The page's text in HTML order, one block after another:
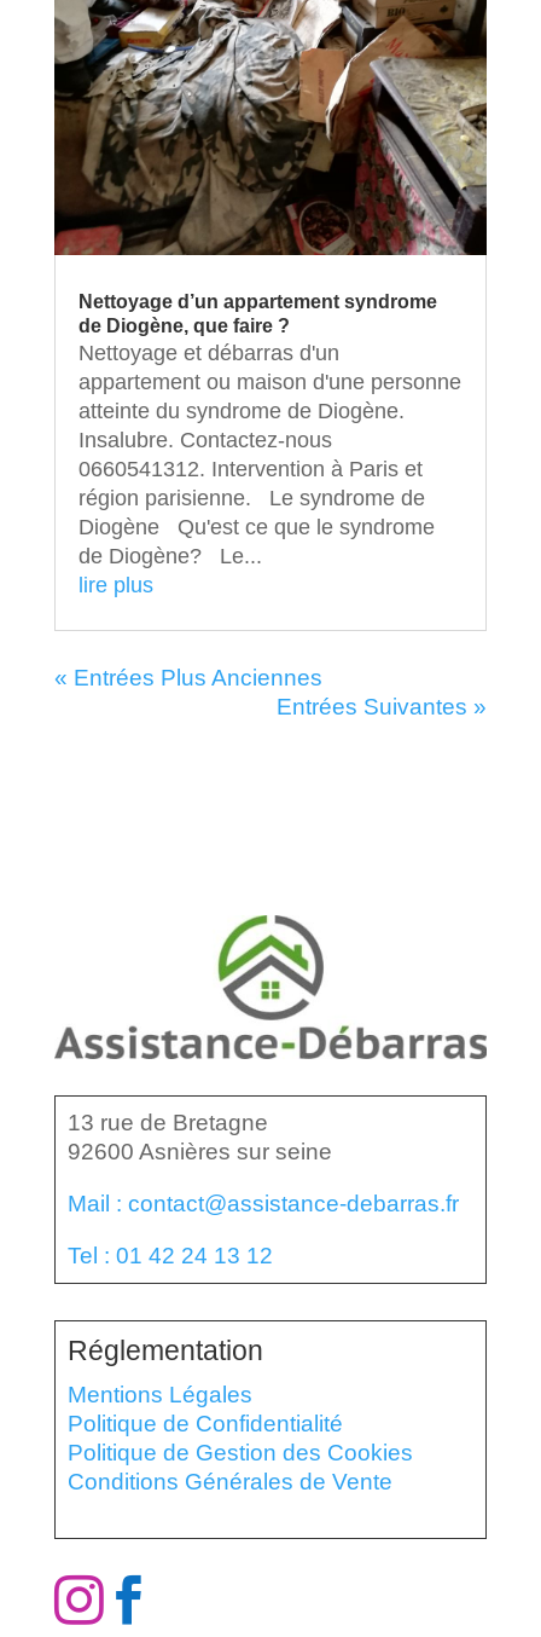
Nettoyage d’un appartement syndrome
de Diogène, que faire ?
Nettoyage et débarras d'un
appartement ou maison d'une personne
atteinte du syndrome de Diogène.
Insalubre. Contactez-nous
0660541312. Intervention à Paris et
région parisienne. Le syndrome de
Diogène Qu'est ce que le syndrome
de Diogène? Le...
lire plus
« Entrées Plus Anciennes
Entrées Suivantes »
13 rue de Bretagne
92600 Asnières sur seine
Mail : contact@assistance-debarras.fr
Tel : 01 42 24 13 12
Réglementation
Mentions Légales
Politique de Confidentialité
Politique de Gestion des Cookies
Conditions Générales de Vente
